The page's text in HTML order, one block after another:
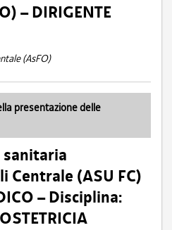
– DIRIGENTE
(AsFO)
presentazione delle
sanitaria
Centrale (ASU FC)
– Disciplina: